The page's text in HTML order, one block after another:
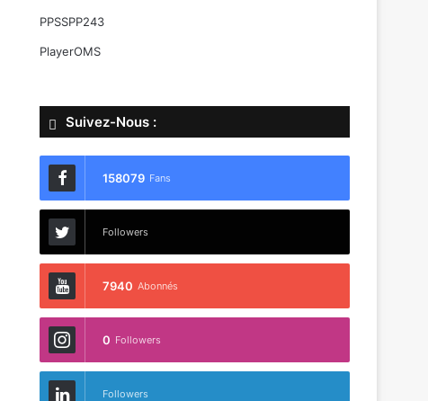
PPSSPP243
PlayerOMS
Suivez-Nous :
158079 Fans
Followers
7940 Abonnés
0 Followers
Followers